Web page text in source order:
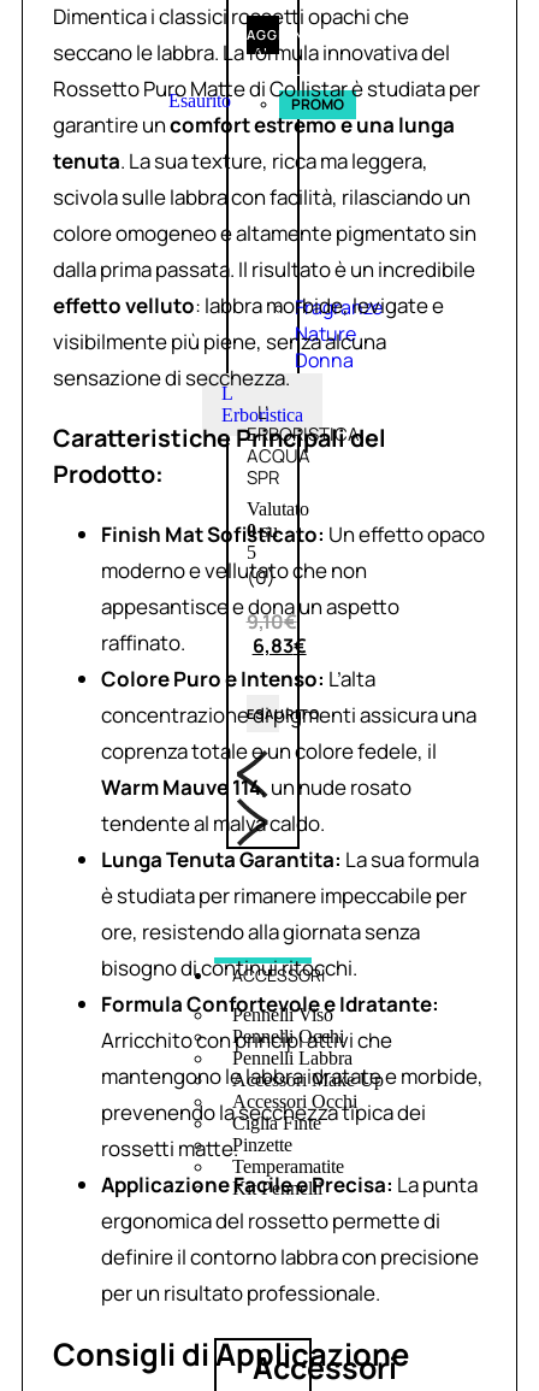
AGGIUNGI
AL
CARRELLO
Esaurito PROMO
Fragranze
Nature
Donna
L
Erboristica
L’
ERBORISTICA
ACQUA
SPR
Valutato
0su
5
(0)
9,10€
6,83€
ESAURITO
ACCESSORI
Pennelli Viso
Pennelli Occhi
Pennelli Labbra
Accessori Make Up
Accessori Occhi
Ciglia Finte
Pinzette
Temperamatite
Kit Pennelli
Accessori
Dimentica i classici rossetti opachi che
seccano le labbra. La formula innovativa del
Rossetto Puro Matte di Collistar è studiata per
garantire uncomfort estremo e una lunga
tenuta. La sua texture, ricca ma leggera,
scivola sulle labbra con facilità, rilasciando un
colore omogeneo e altamente pigmentato sin
dalla prima passata. Il risultato è un incredibile
effetto velluto: labbra morbide, levigate e
visibilmente più piene, senza alcuna
sensazione di secchezza.
Caratteristiche Principali del
Prodotto:
Finish Mat Sofisticato: Un effetto opaco
moderno e vellutato che non
appesantisce e dona un aspetto
raffinato.
Colore Puro e Intenso: L’alta
concentrazione di pigmenti assicura una
coprenza totale e un colore fedele, il
Warm Mauve 114, un nude rosato
tendente al malva caldo.
Lunga Tenuta Garantita: La sua formula
è studiata per rimanere impeccabile per
ore, resistendo alla giornata senza
bisogno di continui ritocchi.
Formula Confortevole e Idratante:
Arricchito con principi attivi che
mantengono le labbra idratate e morbide,
prevenendo la secchezza tipica dei
rossetti matte.
Applicazione Facile e Precisa: La punta
ergonomica del rossetto permette di
definire il contorno labbra con precisione
per un risultato professionale.
Consigli di Applicazione